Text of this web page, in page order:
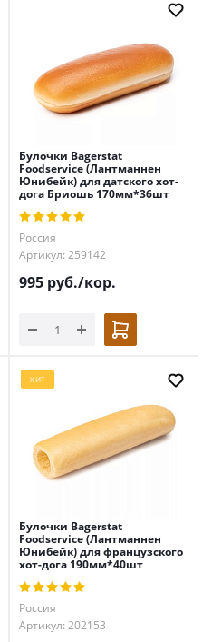
Булочки Bagerstat
Foodservice (Лантманнен
Юнибейк) для датского хот-
дога Бриошь 170мм*36шт
Россия
Артикул: 259142
995 руб./кор.
ХИТ
Булочки Bagerstat
Foodservice (Лантманнен
Юнибейк) для французского
хот-дога 190мм*40шт
Россия
Артикул: 202153